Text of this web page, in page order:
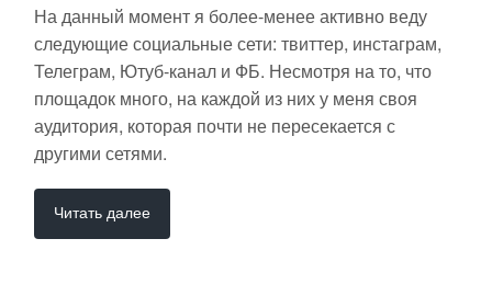
На данный момент я более-менее активно веду
следующие социальные сети: твиттер, инстаграм,
Телеграм, Ютуб-канал и ФБ. Несмотря на то, что
площадок много, на каждой из них у меня своя
аудитория, которая почти не пересекается с
другими сетями.
Читать далее